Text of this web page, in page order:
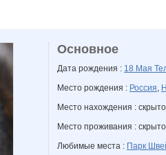
Основное
Дата рождения : 18 Мая
Место рождения : Россия,
Место нахождения : скрыто
Место проживания : скрыто
Любимые места : Парк